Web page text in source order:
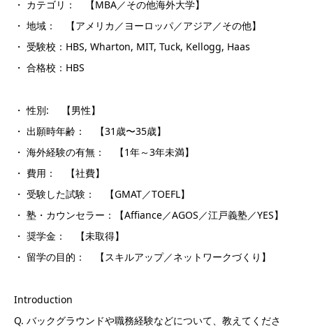
・ カテゴリ： 【MBA／その他海外大学】
・ 地域： 【アメリカ／ヨーロッパ／アジア／その他】
・ 受験校：HBS, Wharton, MIT, Tuck, Kellogg, Haas
・ 合格校：HBS
・ 性別: 【男性】
・ 出願時年齢： 【31歳〜35歳】
・ 海外経験の有無： 【1年～3年未満】
・ 費用： 【社費】
・ 受験した試験： 【GMAT／TOEFL】
・ 塾・カウンセラー：【Affiance／AGOS／江戸義塾／YES】
・ 奨学金： 【未取得】
・ 留学の目的： 【スキルアップ／ネットワークづくり】
Introduction
Q. バックグラウンドや職務経験などについて、教えてくださ